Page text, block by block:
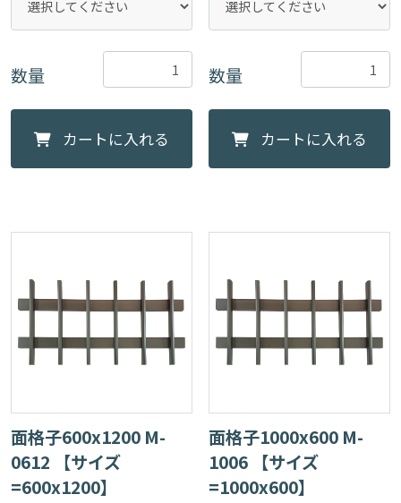
数量
カートに入れる
数量
カートに入れる
面格子600x1200 M-
0612 【サイズ
=600x1200】
面格子1000x600 M-
1006 【サイズ
=1000x600】